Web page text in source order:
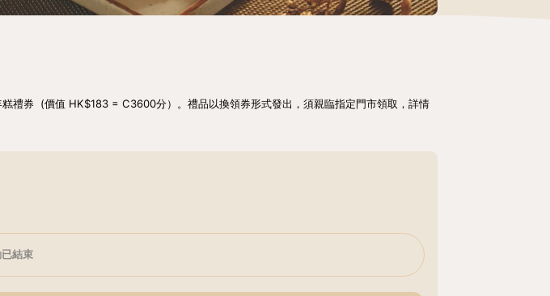
結束
禮券 (價值 HK$183 = C3600分）。禮品以換領券形式發出，須親臨指定門市領取，詳情